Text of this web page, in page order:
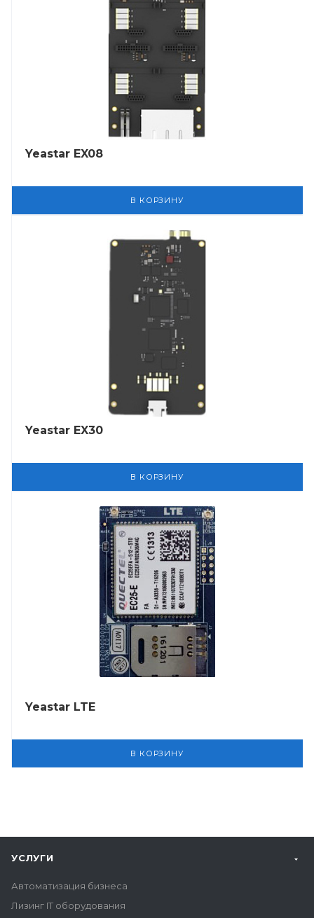
Yeastar EX08
В КОРЗИНУ
Yeastar EX30
В КОРЗИНУ
Yeastar LTE
В КОРЗИНУ
УСЛУГИ
Автоматизация бизнеса
Лизинг IT оборудования